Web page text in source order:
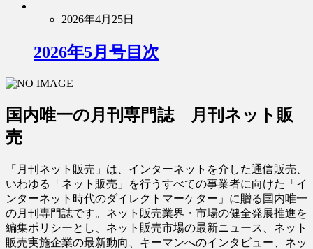
2026年4月25日
2026年5月号目次
国内唯一の月刊専門誌 月刊ネット販
売
「月刊ネット販売」は、インターネットを介した通信販売、
いわゆる「ネット販売」を行うすべての事業者に向けた「イ
ンターネット時代のダイレクトマーケター」に贈る国内唯一
の月刊専門誌です。ネット販売業界・市場の健全発展推進を
編集ポリシーとし、ネット販売市場の最新ニュース、ネット
販売実施企業の最新動向、キーマンへのインタビュー、ネッ